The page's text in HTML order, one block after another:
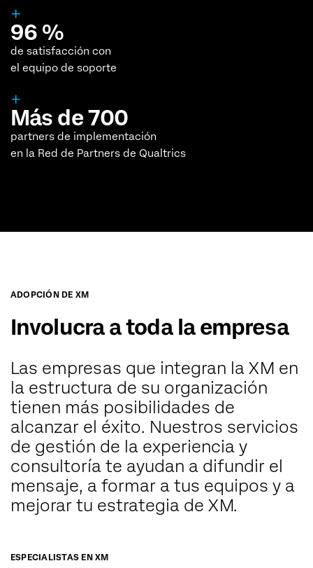
+
96 %
de satisfacción con
el equipo de soporte
+
Más de 700
partners de implementación
en la Red de Partners de Qualtrics
ADOPCIÓN DE XM
Involucra a toda la empresa
Las empresas que integran la XM en
la estructura de su organización
tienen más posibilidades de
alcanzar el éxito. Nuestros servicios
de gestión de la experiencia y
consultoría te ayudan a difundir el
mensaje, a formar a tus equipos y a
mejorar tu estrategia de XM.
ESPECIALISTAS EN XM